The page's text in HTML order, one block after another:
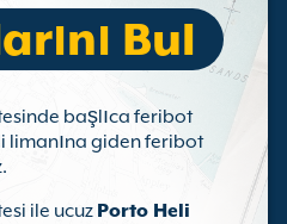
Bul
başlıca feribot
limanına giden feribot
ile ucuz Porto Heli